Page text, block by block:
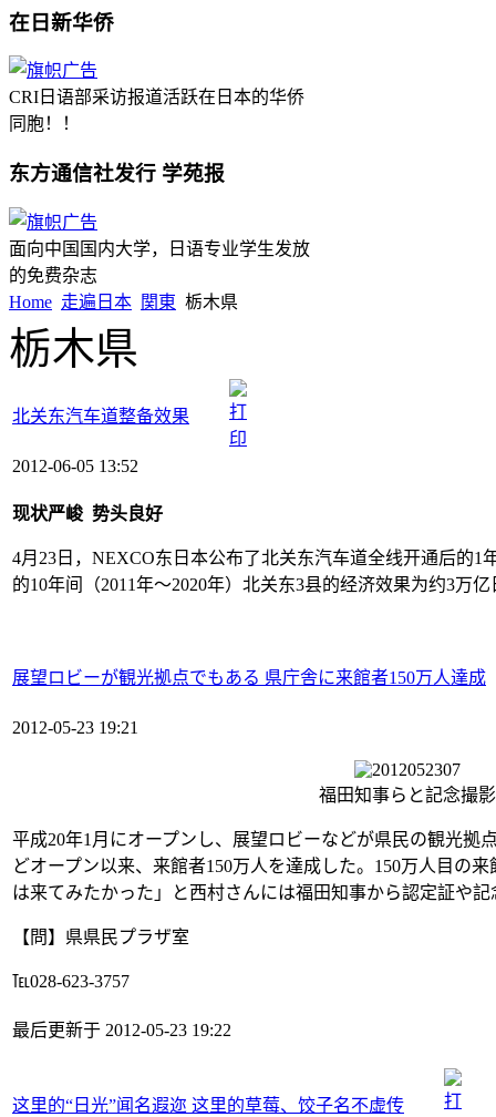
在日新华侨
CRI日语部采访报道活跃在日本的华侨
同胞！！
东方通信社发行 学苑报
面向中国国内大学，日语专业学生发放
的免费杂志
Home 走遍日本 関東 栃木県
栃木県
北关东汽车道整备效果
2012-06-05 13:52
现状严峻 势头良好
4月23日，NEXCO东日本公布了北关东汽车道全线开通后的1
的10年间（2011年～2020年）北关东3县的经济效果为约3万亿
展望ロビーが観光拠点でもある 県庁舎に来館者150万人達成
2012-05-23 19:21
福田知事らと記念撮影
平成20年1月にオープンし、展望ロビーなどが県民の観光拠
どオープン以来、来館者150万人を達成した。150万人目の
は来てみたかった」と西村さんには福田知事から認定証や
【問】県県民プラザ室
℡028‐623‐3757
最后更新于 2012-05-23 19:22
这里的“日光”闻名遐迩 这里的草莓、饺子名不虚传